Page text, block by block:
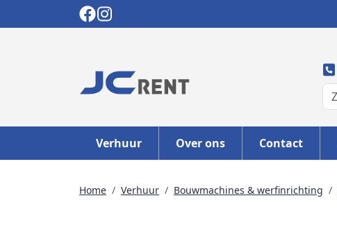
Verhuur Over ons Contact
Home Verhuur Bouwmachines & werfinrichting